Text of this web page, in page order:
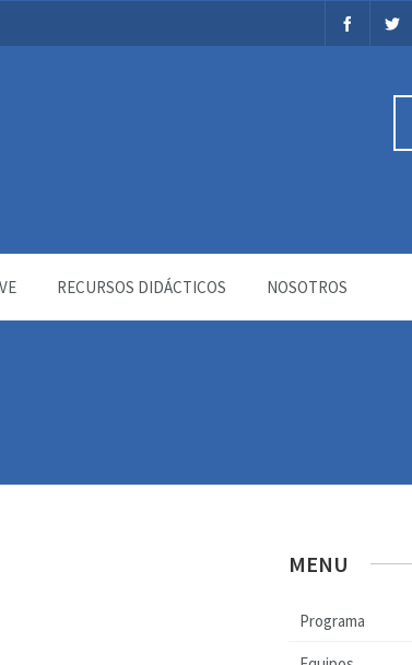
RECURSOS DIDÁCTICOS NOSOTROS
MENU
Programa